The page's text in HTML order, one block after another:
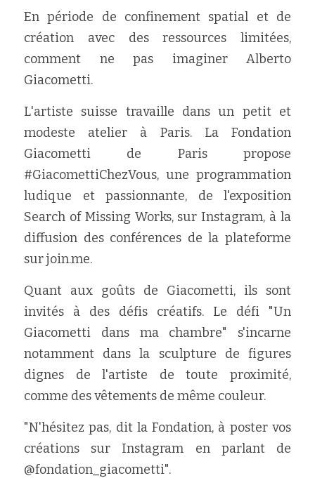
En période de confinement spatial et de
création avec des ressources limitées,
comment ne pas imaginer Alberto
Giacometti.
L'artiste suisse travaille dans un petit et
modeste atelier à Paris. La Fondation
Giacometti de Paris propose
#GiacomettiChezVous, une programmation
ludique et passionnante, de l'exposition
Search of Missing Works, sur Instagram, à la
diffusion des conférences de la plateforme
sur join.me.
Quant aux goûts de Giacometti, ils sont
invités à des défis créatifs. Le défi "Un
Giacometti dans ma chambre" s'incarne
notamment dans la sculpture de figures
dignes de l'artiste de toute proximité,
comme des vêtements de même couleur.
"N'hésitez pas, dit la Fondation, à poster vos
créations sur Instagram en parlant de
@fondation_giacometti".